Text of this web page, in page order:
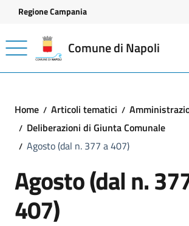
Vai ai contenuti
Vai al footer
Regione Campania
Comune di Napoli
Home Articoli tematici
Deliberazioni di Giunta Comunale
Agosto (dal n. 377 a 407)
Agosto (dal n.
407)